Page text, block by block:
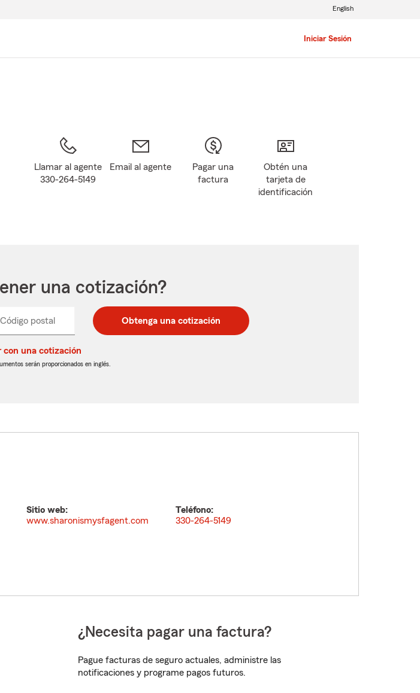
Iniciar Sesión
English
Llamar al agente
330-264-5149
Email al agente
Pagar una
factura
Obtén una
tarjeta de
identificación
una cotización?
Código postal
postal
de
postal
de
_____ Obtenga una cotización
con una cotización
serán proporcionados en inglés.
Sitio web:
www.sharonismysfagent.com
Teléfono:
330-264-5149
¿Necesita pagar una factura?
Pague facturas de seguro actuales, administre las
notificaciones y programe pagos futuros.